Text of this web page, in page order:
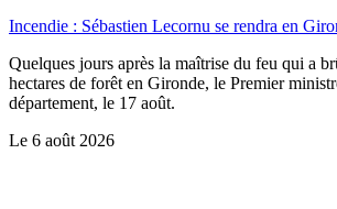
Incendie : Sébastien Lecornu se rendra en
Quelques jours après la maîtrise du feu qui a
hectares de forêt en Gironde, le Premier
département, le 17 août.
Le 6 août 2026